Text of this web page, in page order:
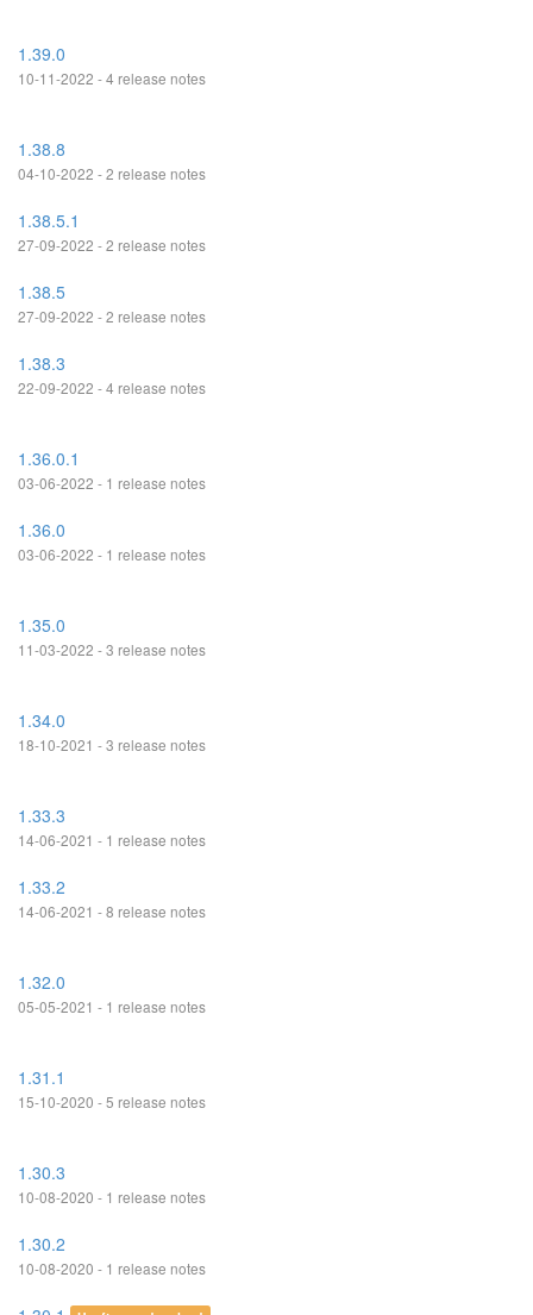
1.39.0
10-11-2022 - 4 release notes
1.38.8
04-10-2022 - 2 release notes
1.38.5.1
27-09-2022 - 2 release notes
1.38.5
27-09-2022 - 2 release notes
1.38.3
22-09-2022 - 4 release notes
1.36.0.1
03-06-2022 - 1 release notes
1.36.0
03-06-2022 - 1 release notes
1.35.0
11-03-2022 - 3 release notes
1.34.0
18-10-2021 - 3 release notes
1.33.3
14-06-2021 - 1 release notes
1.33.2
14-06-2021 - 8 release notes
1.32.0
05-05-2021 - 1 release notes
1.31.1
15-10-2020 - 5 release notes
1.30.3
10-08-2020 - 1 release notes
1.30.2
10-08-2020 - 1 release notes